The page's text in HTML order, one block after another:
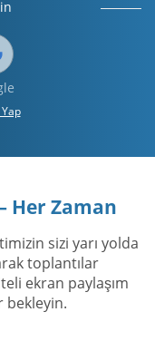
Her Zaman
sizi yarı yolda
toplantılar
ekran paylaşım
bekleyin.